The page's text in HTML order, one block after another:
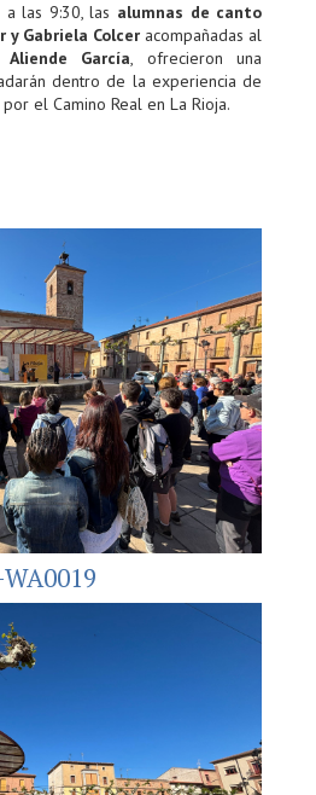
las 9:30, las alumnas de canto
y Gabriela Colcer acompañadas al
Aliende García, ofrecieron una
dentro de la experiencia de
el Camino Real en La Rioja.